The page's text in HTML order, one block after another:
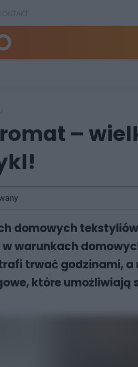
–
domowych
warunkach
trwać godzinami,
które